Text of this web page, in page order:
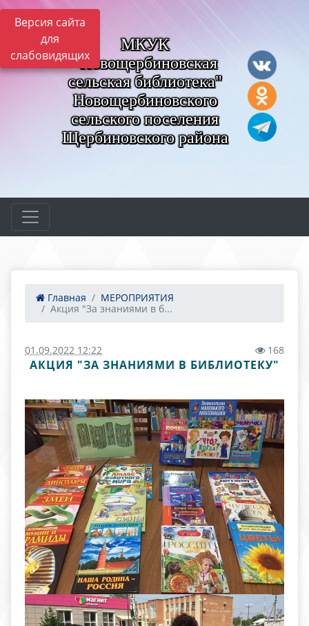
Версия сайта
для
слабовидящих
МКУК
"Новощербиновская
сельская библиотека"
Новощербиновского
сельского поселения
Щербиновского района
Главная
МЕРОПРИЯТИЯ
Акция "За знаниями в б...
01.09.2022 12:22 168
АКЦИЯ "ЗА ЗНАНИЯМИ В БИБЛИОТЕКУ"